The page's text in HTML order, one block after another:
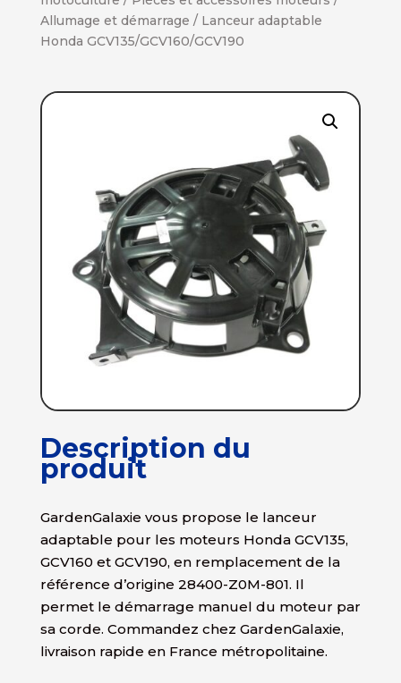
Allumage et démarrage / Lanceur adaptable
Honda GCV135/GCV160/GCV190
Description du
produit
GardenGalaxie vous propose le lanceur
adaptable pour les moteurs Honda GCV135,
GCV160 et GCV190, en remplacement de la
référence d’origine 28400-Z0M-801. Il
permet le démarrage manuel du moteur par
sa corde. Commandez chez GardenGalaxie,
livraison rapide en France métropolitaine.